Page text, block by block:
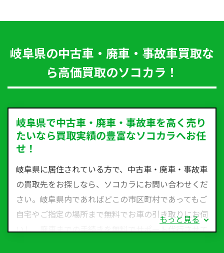
岐阜県の中古車・廃車・事故車買取な
ら高価買取のソコカラ！
岐阜県で中古車・廃車・事故車を高く売り
たいなら買取実績の豊富なソコカラへお任
せ！
岐阜県に居住されている方で、中古車・廃車・事故車
の買取先をお探しなら、ソコカラにお問い合わせくだ
さい。岐阜県内であればどこの市区町村であってもご
自宅やご指定の場所まで無料でお車の引き取りにお伺
いし、廃車までの手続きを無料でサポート代行させて
もっと見る